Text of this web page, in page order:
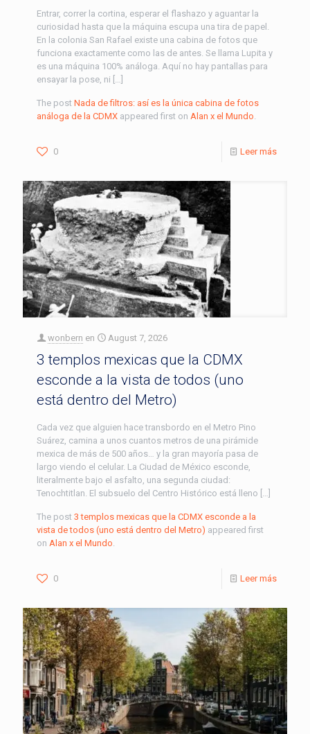
Entrar, correr la cortina, esperar el flashazo y aguantar la
curiosidad hasta que la máquina escupa una tira de papel.
En la colonia San Rafael existe una cabina de fotos que
funciona exactamente como las de antes. Se llama Lupita y
es una máquina 100% análoga. Aquí no hay pantallas para
ensayar la pose, ni […]
The post Nada de filtros: así es la única cabina de fotos
análoga de la CDMX appeared first on Alan x el Mundo.
0 Leer más
wonbern en August 7, 2026
3 templos mexicas que la CDMX
esconde a la vista de todos (uno
está dentro del Metro)
Cada vez que alguien hace transbordo en el Metro Pino
Suárez, camina a unos cuantos metros de una pirámide
mexica de más de 500 años… y la gran mayoría pasa de
largo viendo el celular. La Ciudad de México esconde,
literalmente bajo el asfalto, una segunda ciudad:
Tenochtitlan. El subsuelo del Centro Histórico está lleno […]
The post 3 templos mexicas que la CDMX esconde a la
vista de todos (uno está dentro del Metro) appeared first
on Alan x el Mundo.
0 Leer más